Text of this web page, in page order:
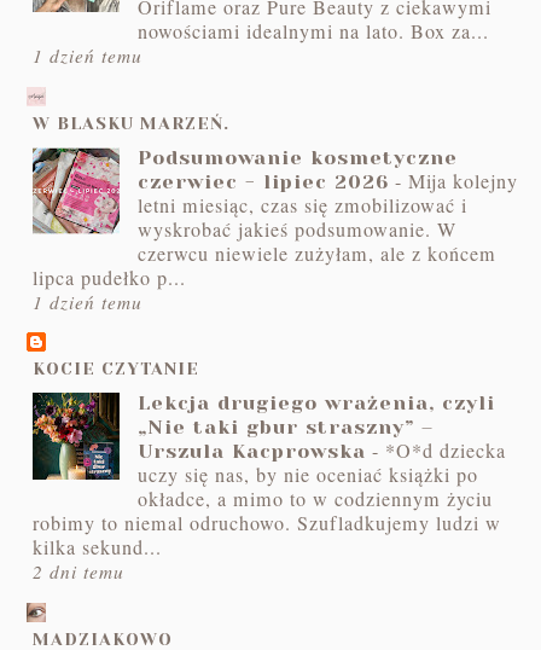
Oriflame oraz Pure Beauty z ciekawymi
nowościami idealnymi na lato. Box za...
1 dzień temu
W BLASKU MARZEŃ.
Podsumowanie kosmetyczne
czerwiec - lipiec 2026 -Mija kolejny
letni miesiąc, czas się zmobilizować i
wyskrobać jakieś podsumowanie. W
czerwcu niewiele zużyłam, ale z końcem
lipca pudełko p...
1 dzień temu
KOCIE CZYTANIE
Lekcja drugiego wrażenia, czyli
„Nie taki gbur straszny” –
Urszula Kacprowska - *O*d dziecka
uczy się nas, by nie oceniać książki po
okładce, a mimo to w codziennym życiu
robimy to niemal odruchowo. Szufladkujemy ludzi w
kilka sekund...
2 dni temu
MADZIAKOWO